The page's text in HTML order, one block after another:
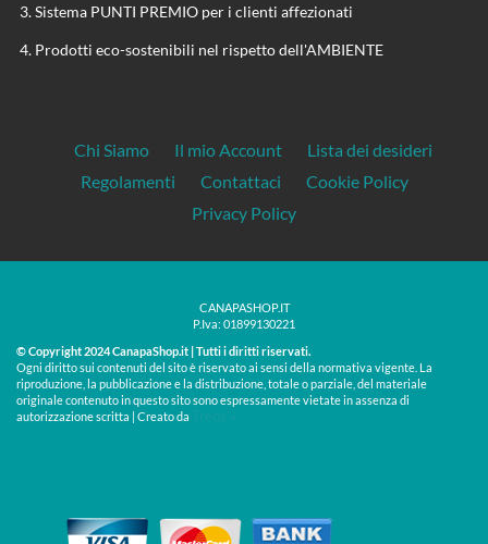
Sistema PUNTI PREMIO per i clienti affezionati
Prodotti eco-sostenibili nel rispetto dell'AMBIENTE
Chi Siamo Il mio Account
Lista dei desideri
Regolamenti
Contattaci
Cookie Policy
Privacy Policy
CANAPASHOP.IT
P.Iva: 01899130221
© Copyright 2024 CanapaShop.it | Tutti i diritti riservati.
Ogni diritto sui contenuti del sito è riservato ai sensi della normativa vigente. La
riproduzione, la pubblicazione e la distribuzione, totale o parziale, del materiale
originale contenuto in questo sito sono espressamente vietate in assenza di
autorizzazione scritta | Creato da